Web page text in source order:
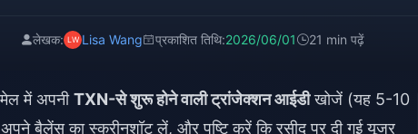
हैं**।
लेखक: Lisa Wang प्रकाशित तिथि:2026/06/01 21 min पढ़ें
में अपनीTXN-से शुरू होने वाली ट्रांजेक्शन आईडीखोजें (यह 5-10
बैलेंस का स्क्रीनशॉट लें, और पुष्टि करें कि रसीद पर दी गई यूजर